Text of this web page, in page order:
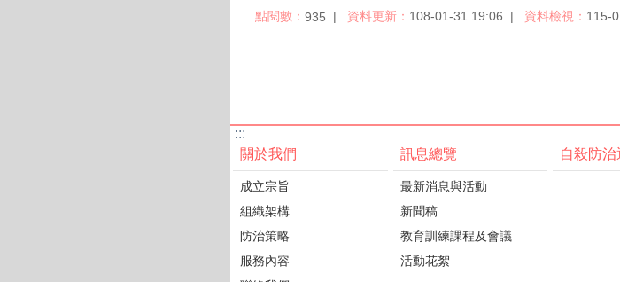
點閱數： 935 資料更新： 108-01-31 19:06 資料檢視： 115-
:::
關於我們
成立宗旨
組織架構
防治策略
服務內容
訊息總覽
最新消息與活動
新聞稿
教育訓練課程及會議
活動花絮
自殺防治